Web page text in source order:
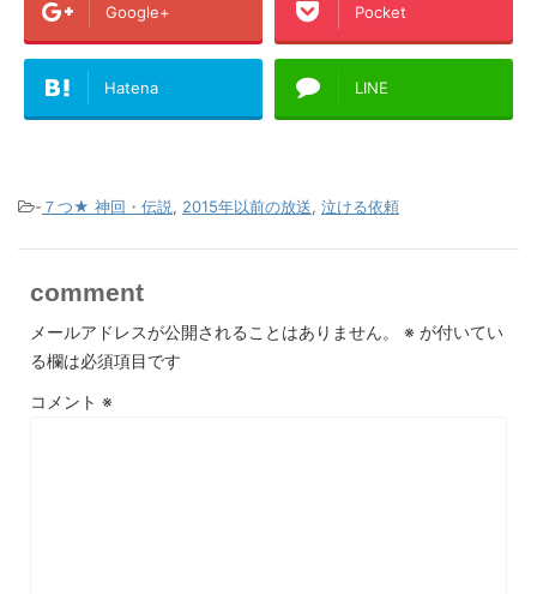
Google+ Pocket
Hatena LINE
- ７つ★ 神回・伝説, 2015年以前の放送, 泣ける依頼
comment
メールアドレスが公開されることはありません。 ※ が付いてい
る欄は必須項目です
コメント ※